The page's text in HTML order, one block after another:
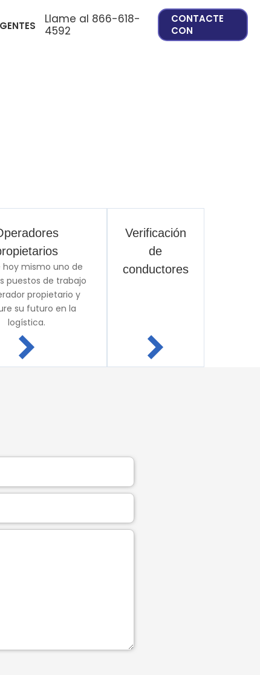
Llame al 866-618-
4592
CONTACTE
CON
hoy mismo uno de
puestos de trabajo
propietario y
su futuro en la
logística.
Verificación
de
conductores